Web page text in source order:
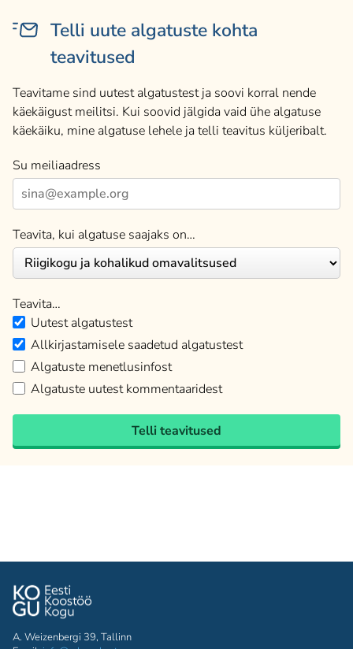
Telli uute algatuste kohta
teavitused
Teavitame sind uutest algatustest ja soovi korral nende
käekäigust meilitsi. Kui soovid jälgida vaid ühe algatuse
käekäiku, mine algatuse lehele ja telli teavitus küljeribalt.
Su meiliaadress
Teavita, kui algatuse saajaks on…
Teavita…
Uutest algatustest
Allkirjastamisele saadetud algatustest
Algatuste menetlusinfost
Algatuste uutest kommentaaridest
Telli teavitused
A. Weizenbergi 39, Tallinn